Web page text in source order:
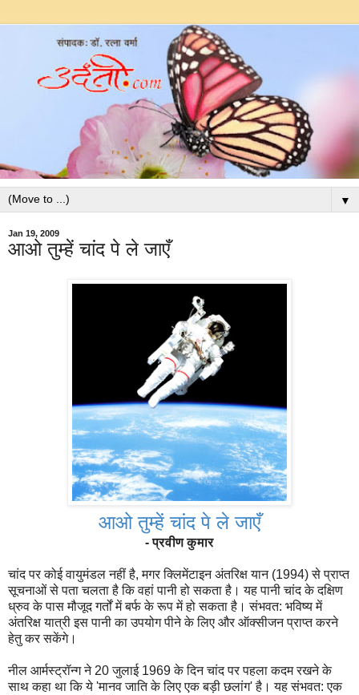
▼
Jan 19, 2009
आओ तुम्हें चांद पे ले जाएँ
आओ तुम्हें चांद पे ले जाएँ
- प्रवीण कुमार
चांद पर कोई वायुमंडल नहीं है, मगर क्लिमेंटाइन अंतरिक्ष यान (1994) से प्राप्त
सूचनाओं से पता चलता है कि वहां पानी हो सकता है। यह पानी चांद के दक्षिण
ध्रुव के पास मौजूद गर्तों में बर्फ के रूप में हो सकता है। संभवत: भविष्य में
अंतरिक्ष यात्री इस पानी का उपयोग पीने के लिए और ऑक्सीजन प्राप्त करने
हेतु कर सकेंगे।
नील आर्मस्ट्रॉन्ग ने 20 जुलाई 1969 के दिन चांद पर पहला कदम रखने के
साथ कहा था कि ये 'मानव जाति के लिए एक बड़ी छलांग' है। यह संभवत: एक